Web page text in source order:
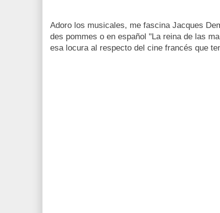
Adoro los musicales, me fascina Jacques
des pommes o en español "La reina de las
esa locura al respecto del cine francés que